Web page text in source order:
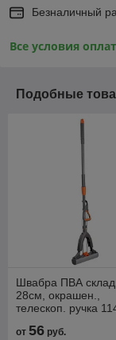
Безналичный
Все условия
Подобные
Швабра ПВА
28см, окрашен.,
телескоп. ручка
от 56 руб.